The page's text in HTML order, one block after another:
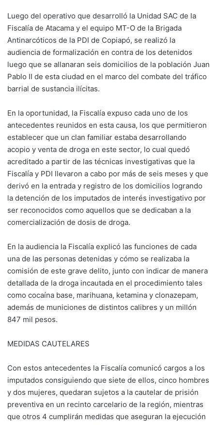
Luego del operativo que desarrolló la Unidad SAC de la
Fiscalía de Atacama y el equipo MT-O de la Brigada
Antinarcóticos de la PDI de Copiapó, se realizó la
audiencia de formalización en contra de los detenidos
luego que se allanaran seis domicilios de la población Juan
Pablo II de esta ciudad en el marco del combate del tráfico
barrial de sustancia ilícitas.
En la oportunidad, la Fiscalía expuso cada uno de los
antecedentes reunidos en esta causa, los que permitieron
establecer que un clan familiar estaba desarrollando
acopio y venta de droga en este sector, lo cual quedó
acreditado a partir de las técnicas investigativas que la
Fiscalía y PDI llevaron a cabo por más de seis meses y que
derivó en la entrada y registro de los domicilios logrando
la detención de los imputados de interés investigativo por
ser reconocidos como aquellos que se dedicaban a la
comercialización de dosis de droga.
En la audiencia la Fiscalía explicó las funciones de cada
una de las personas detenidas y cómo se realizaba la
comisión de este grave delito, junto con indicar de manera
detallada de la droga incautada en el procedimiento tales
como cocaína base, marihuana, ketamina y clonazepam,
además de municiones de distintos calibres y un millón
847 mil pesos.
MEDIDAS CAUTELARES
Con estos antecedentes la Fiscalía comunicó cargos a los
imputados consiguiendo que siete de ellos, cinco hombres
y dos mujeres, quedaran sujetos a la cautelar de prisión
preventiva en un recinto carcelario de la región, mientras
que otros 4 cumplirán medidas que aseguran la ejecución